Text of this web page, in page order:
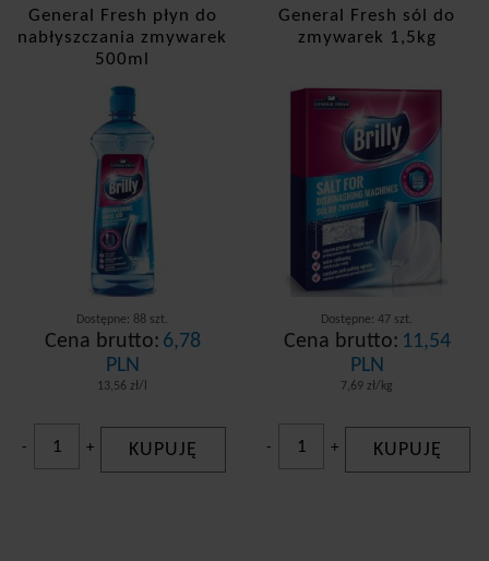
General Fresh płyn do
nabłyszczania zmywarek
500ml
Dostępne: 88 szt.
Cena brutto: 6,78
PLN
13,56 zł/l
- + KUPUJĘ
General Fresh sól do
zmywarek 1,5kg
Dostępne: 47 szt.
Cena brutto: 11,54
PLN
7,69 zł/kg
- + KUPUJĘ